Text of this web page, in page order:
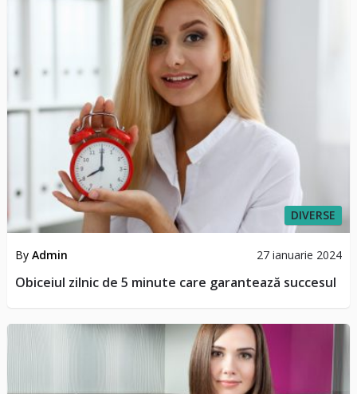
DIVERSE
By Admin 27 ianuarie 2024
Obiceiul zilnic de 5 minute care garantează succesul